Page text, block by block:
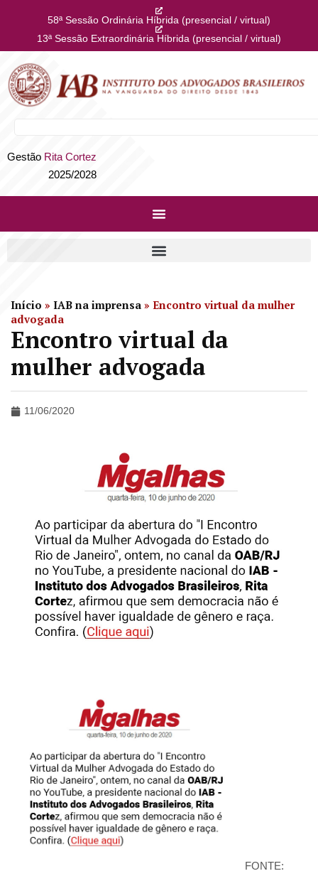
58ª Sessão Ordinária Híbrida (presencial / virtual)
13ª Sessão Extraordinária Híbrida (presencial / virtual)
Gestão Rita Cortez
2025/2028
Início » IAB na imprensa » Encontro virtual da mulher
advogada
Encontro virtual da
mulher advogada
11/06/2020
FONTE: